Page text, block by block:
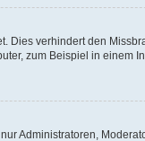
Dies verhindert den
zum Beispiel in einem
Administratoren,